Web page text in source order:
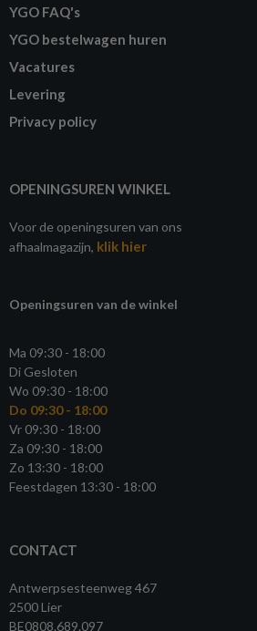
YGO FAQ's
YGO bestelwagen huren
Vacatures
Levering
Privacy policy
OPENINGSUREN WINKEL
Voor de openingsuren van ons
afhaalmagazijn, klik hier
Openingsuren van de winkel
Ma 09:30 - 18:00
Di Gesloten
Wo 09:30 - 18:00
Do 09:30 - 18:00
Vr 09:30 - 18:00
Za 09:30 - 18:00
Zo 13:30 - 18:00
Feestdagen 13:30 - 18:00
CONTACT
Antwerpsesteenweg 467
2500 Lier
BE0808.689.097